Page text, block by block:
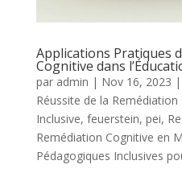
Applications Pratiques
Cognitive dans
par admin | Nov 16, 2023 |
Réussite de la
Inclusive, feuerstein, pei,
Remédiation Cognitive en
Pédagogiques Inclusives